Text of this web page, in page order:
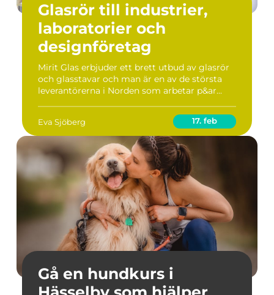
Glasrör till industrier,
laboratorier och
designföretag
Mirit Glas erbjuder ett brett utbud av glasrör
och glasstavar och man är en av de största
leverantörerna i Norden som arbetar p&ar...
Eva Sjöberg 17. feb
Gå en hundkurs i